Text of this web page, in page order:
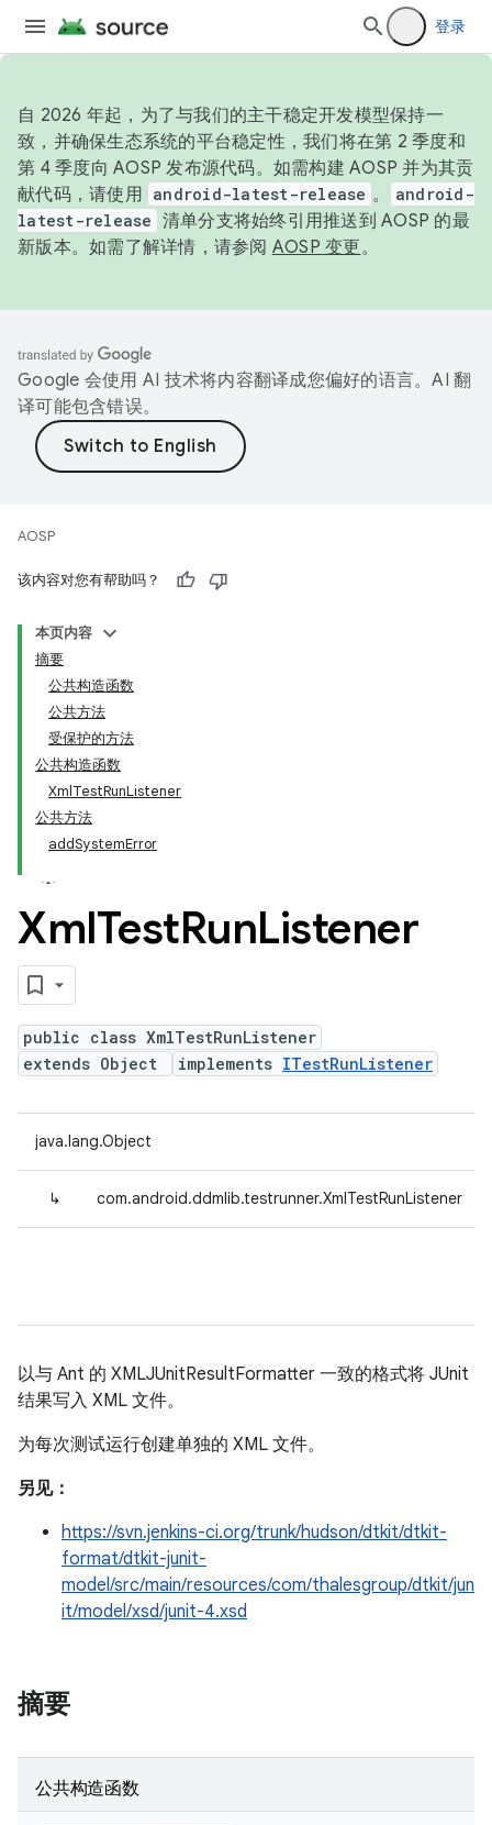
登录
自 2026 年起，为了与我们的主干稳定开发模型保持一
致，并确保生态系统的平台稳定性，我们将在第 2 季度和
第 4 季度向 AOSP 发布源代码。如需构建 AOSP 并为其贡
献代码，请使用 android-latest-release 。
android-
latest-release 清单分支将始终引用推送到 AOSP 的最
新版本。如需了解详情，请参阅 AOSP 变更。
Google 会使用 AI 技术将内容翻译成您偏好的语言。AI 翻
译可能包含错误。
AOSP
该内容对您有帮助吗？
本页内容
摘要
公共构造函数
公共方法
受保护的方法
公共构造函数
XmlTestRunListener
公共方法
addSystemError
XmlTestRunListener
public class XmlTestRunListener
extends Object
implements ITestRunListener
java.lang.Object
↳ com.android.ddmlib.testrunner.XmlTestRunListener
以与 Ant 的 XMLJUnitResultFormatter 一致的格式将 JUnit
结果写入 XML 文件。
为每次测试运行创建单独的 XML 文件。
另见：
https://svn.jenkins-ci.org/trunk/hudson/dtkit/dtkit-
format/dtkit-junit-
model/src/main/resources/com/thalesgroup/dtkit/jun
it/model/xsd/junit-4.xsd
摘要
公共构造函数